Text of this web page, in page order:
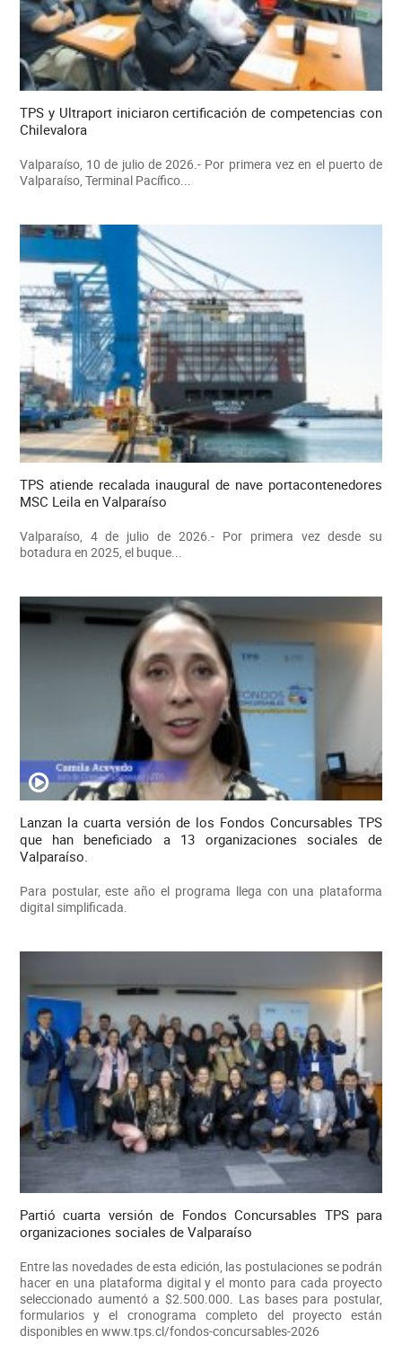
TPS y Ultraport iniciaron certificación de competencias con
Chilevalora
Valparaíso, 10 de julio de 2026.- Por primera vez en el puerto de
Valparaíso, Terminal Pacífico...
TPS atiende recalada inaugural de nave portacontenedores
MSC Leila en Valparaíso
Valparaíso, 4 de julio de 2026.- Por primera vez desde su
botadura en 2025, el buque...
Lanzan la cuarta versión de los Fondos Concursables TPS
que han beneficiado a 13 organizaciones sociales de
Valparaíso.
Para postular, este año el programa llega con una plataforma
digital simplificada.
Partió cuarta versión de Fondos Concursables TPS para
organizaciones sociales de Valparaíso
Entre las novedades de esta edición, las postulaciones se podrán
hacer en una plataforma digital y el monto para cada proyecto
seleccionado aumentó a $2.500.000. Las bases para postular,
formularios y el cronograma completo del proyecto están
disponibles en www.tps.cl/fondos-concursables-2026